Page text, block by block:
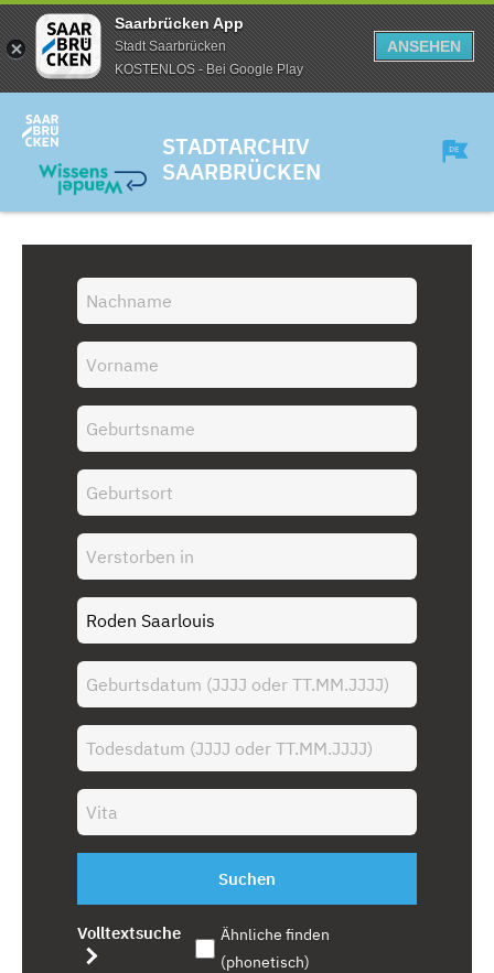
Saarbrücken App
Stadt Saarbrücken
KOSTENLOS - Bei Google Play
ANSEHEN
STADTARCHIV
SAARBRÜCKEN
Suchen
Volltextsuche
Ähnliche finden
(phonetisch)